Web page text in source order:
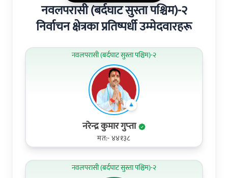
नवलपरासी (बर्दघाट सुस्ता पश्चिम)-२
निर्वाचन क्षेत्रका प्रतिष्पर्धी उम्मेदवारहरू
नवलपरासी (बर्दघाट सुस्ता पश्चिम)-२
नरेन्द्र कुमार गुप्‍ता
मत:- ४४१३८
नवलपरासी (बर्दघाट सुस्ता पश्चिम)-२